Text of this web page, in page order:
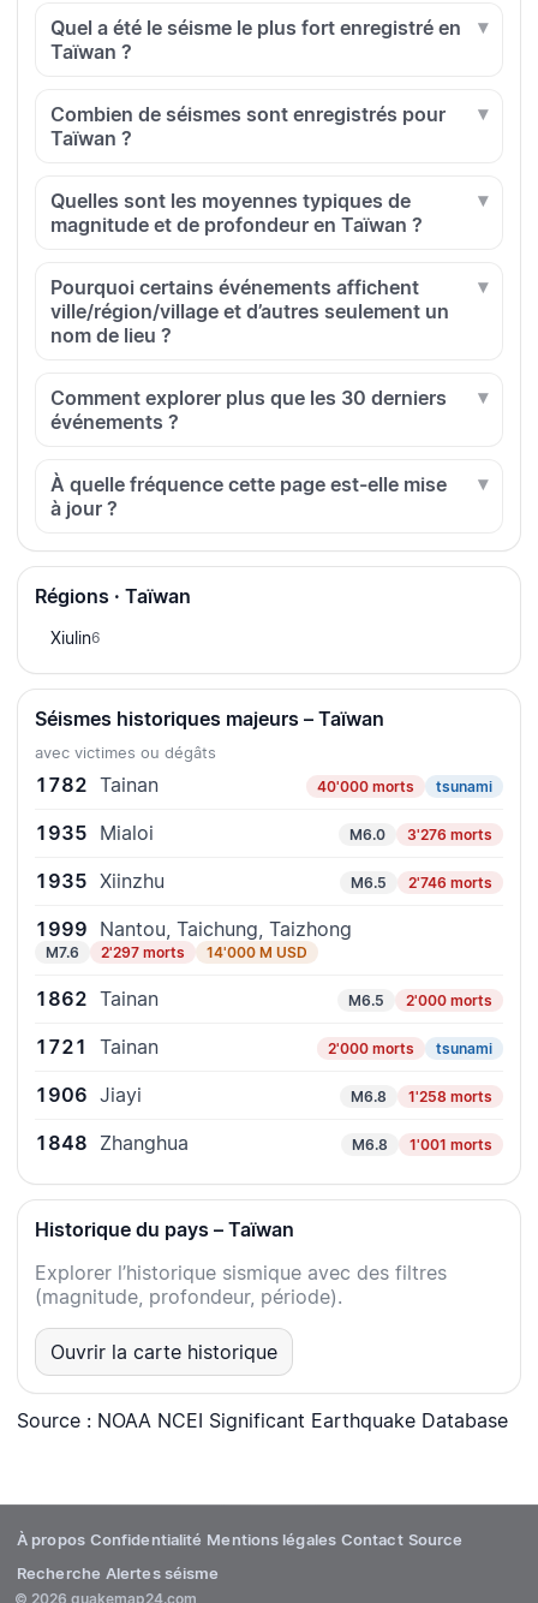
Quel a été le séisme le plus fort enregistré en
Taïwan ?
Combien de séismes sont enregistrés pour
Taïwan ?
Quelles sont les moyennes typiques de
magnitude et de profondeur en Taïwan ?
Pourquoi certains événements affichent
ville/région/village et d’autres seulement un
nom de lieu ?
Comment explorer plus que les 30 derniers
événements ?
À quelle fréquence cette page est-elle mise
à jour ?
Régions · Taïwan
Xiulin6
Séismes historiques majeurs – Taïwan
avec victimes ou dégâts
1782 Tainan 40'000 morts tsunami
1935 Mialoi M6.0 3'276 morts
1935 Xiinzhu M6.5 2'746 morts
1999 Nantou, Taichung, Taizhong
M7.6 2'297 morts 14'000 M USD
1862 Tainan M6.5 2'000 morts
1721 Tainan 2'000 morts tsunami
1906 Jiayi M6.8 1'258 morts
1848 Zhanghua M6.8 1'001 morts
Historique du pays – Taïwan
Explorer l’historique sismique avec des filtres
(magnitude, profondeur, période).
Ouvrir la carte historique
Source : NOAA NCEI Significant Earthquake Database
À propos Confidentialité Mentions légales Contact Source
Recherche Alertes séisme
© 2026 quakemap24.com